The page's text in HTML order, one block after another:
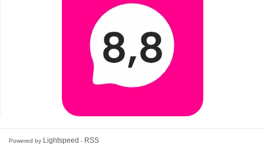
Powered by Lightspeed - RSS